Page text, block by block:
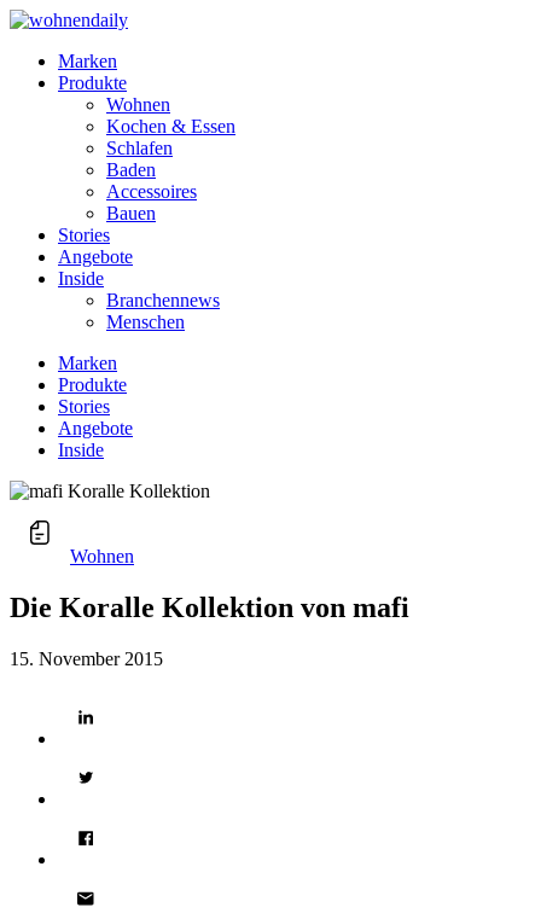
Marken
Produkte
Wohnen
Kochen & Essen
Schlafen
Baden
Accessoires
Bauen
Stories
Angebote
Inside
Branchennews
Menschen
Marken
Produkte
Stories
Angebote
Inside
Wohnen
Die Koralle Kollektion von mafi
15. November 2015